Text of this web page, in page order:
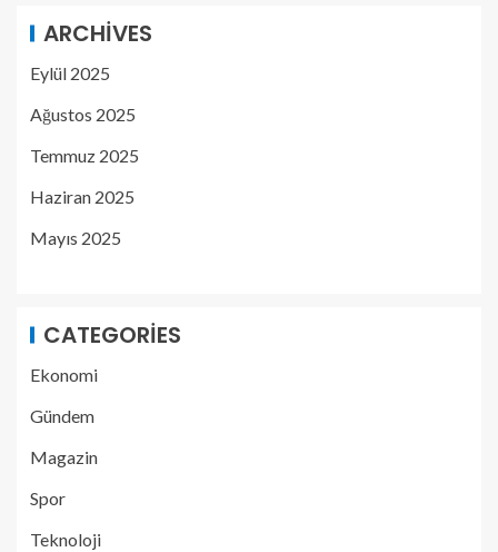
ARCHIVES
Eylül 2025
Ağustos 2025
Temmuz 2025
Haziran 2025
Mayıs 2025
CATEGORIES
Ekonomi
Gündem
Magazin
Spor
Teknoloji